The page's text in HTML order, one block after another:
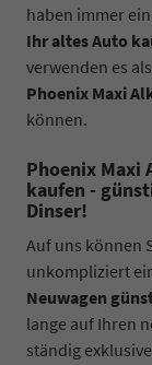
haben immer
Ihr altes Auto
verwenden es
Phoenix Maxi
können.
Phoenix Maxi
kaufen -
Dinser!
Auf uns können
unkompliziert
Neuwagen
lange auf Ihren
ständig